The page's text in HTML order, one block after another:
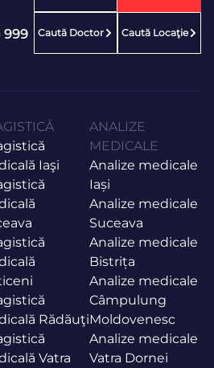
999 Caută Doctor Caută Locaţie
Iaşi
Rădăuţi
Vatra
ANALIZE
MEDICALE
Analize medicale
Iași
Analize medicale
Suceava
Analize medicale
Bistrița
Analize medicale
Câmpulung
Moldovenesc
Analize medicale
Vatra Dornei